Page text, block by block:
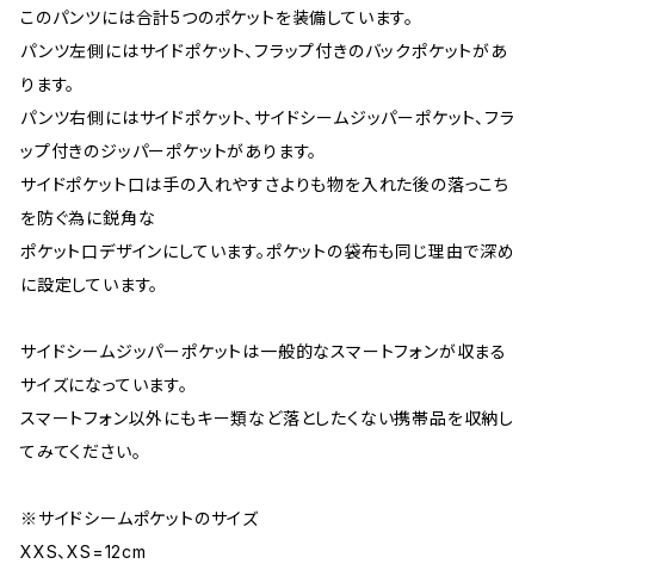
このパンツには合計5つのポケットを装備しています。
パンツ左側にはサイドポケット、フラップ付きのバックポケットがあ
ります。
パンツ右側にはサイドポケット、サイドシームジッパーポケット、フラ
ップ付きのジッパーポケットがあります。
サイドポケット口は手の入れやすさよりも物を入れた後の落っこち
を防ぐ為に鋭角な
ポケット口デザインにしています。ポケットの袋布も同じ理由で深め
に設定しています。
サイドシームジッパーポケットは一般的なスマートフォンが収まる
サイズになっています。
スマートフォン以外にもキー類など落としたくない携帯品を収納し
てみてください。
※サイドシームポケットのサイズ
XXS、XS=12cm